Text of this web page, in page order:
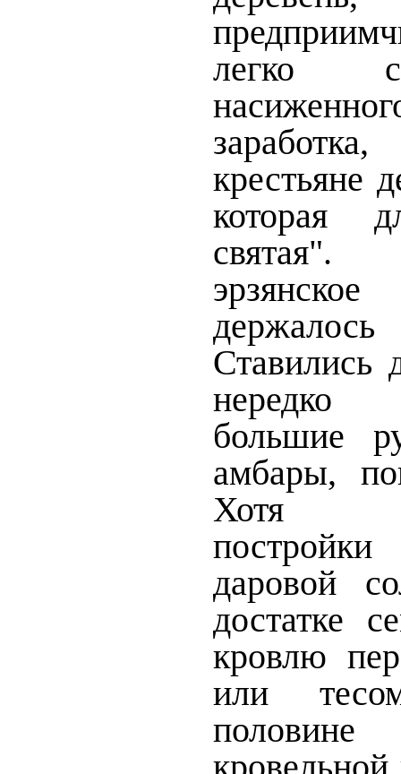
легко
крестьяне
которая
святая".
Ставились
нередко
большие
амбары,
Хотя
даровой
достатке
кровлю
или